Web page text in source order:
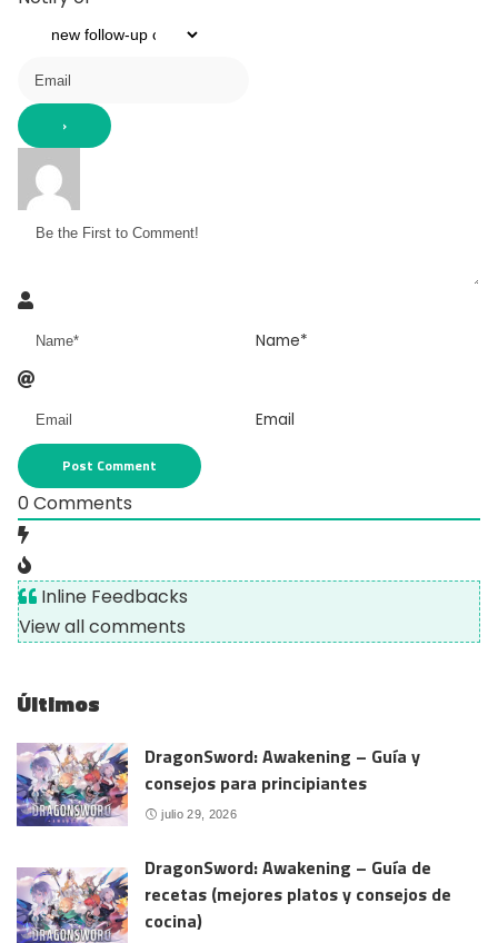
Name*
Email
0Comments
Inline Feedbacks
View all comments
Últimos
DragonSword: Awakening – Guía y
consejos para principiantes
julio 29, 2026
DragonSword: Awakening – Guía de
recetas (mejores platos y consejos de
cocina)